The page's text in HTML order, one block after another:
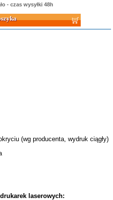
- czas wysyłki 48h
(wg producenta, wydruk ciągły)
laserowych: